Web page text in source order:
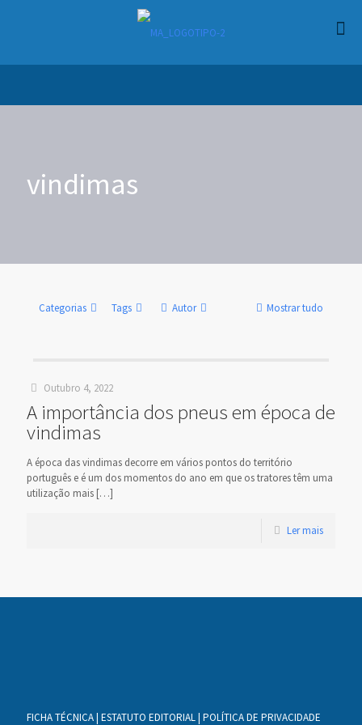
vindimas
Categorias Tags Autor Mostrar tudo
Outubro 4, 2022
A importância dos pneus em época de
vindimas
A época das vindimas decorre em vários pontos do território
português e é um dos momentos do ano em que os tratores têm uma
utilização mais […]
Ler mais
FICHA TÉCNICA| ESTATUTO EDITORIAL| POLÍTICA DE PRIVACIDADE